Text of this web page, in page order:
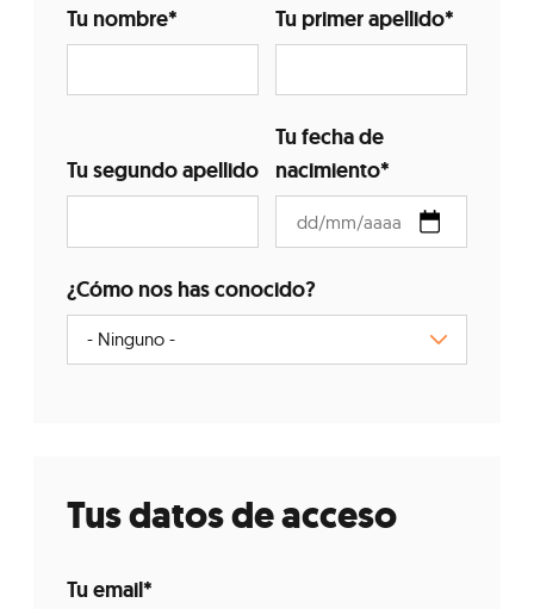
Tu nombre* Tu primer apellido*
Tu segundo apellido
Tu fecha de
nacimiento*
¿Cómo nos has conocido?
Tus datos de acceso
Tu email*